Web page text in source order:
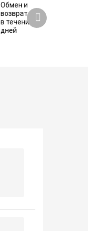
Обмен и
возврат
в течение 7
дней